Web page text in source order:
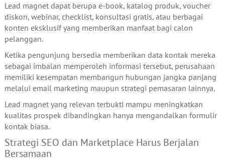
Lead magnet dapat berupa e-book, katalog produk, voucher
diskon, webinar, checklist, konsultasi gratis, atau berbagai
konten eksklusif yang memberikan manfaat bagi calon
pelanggan.
Ketika pengunjung bersedia memberikan data kontak mereka
sebagai imbalan memperoleh informasi tersebut, perusahaan
memiliki kesempatan membangun hubungan jangka panjang
melalui email marketing maupun strategi pemasaran lainnya.
Lead magnet yang relevan terbukti mampu meningkatkan
kualitas prospek dibandingkan hanya mengandalkan formulir
kontak biasa.
Strategi SEO dan Marketplace Harus Berjalan
Bersamaan